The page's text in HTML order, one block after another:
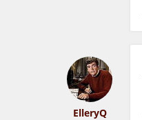
ElleryQ